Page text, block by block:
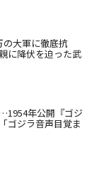
の大軍に徹底抗
に降伏を迫った武
年公開『ゴジ
ゴジラ音声目覚ま